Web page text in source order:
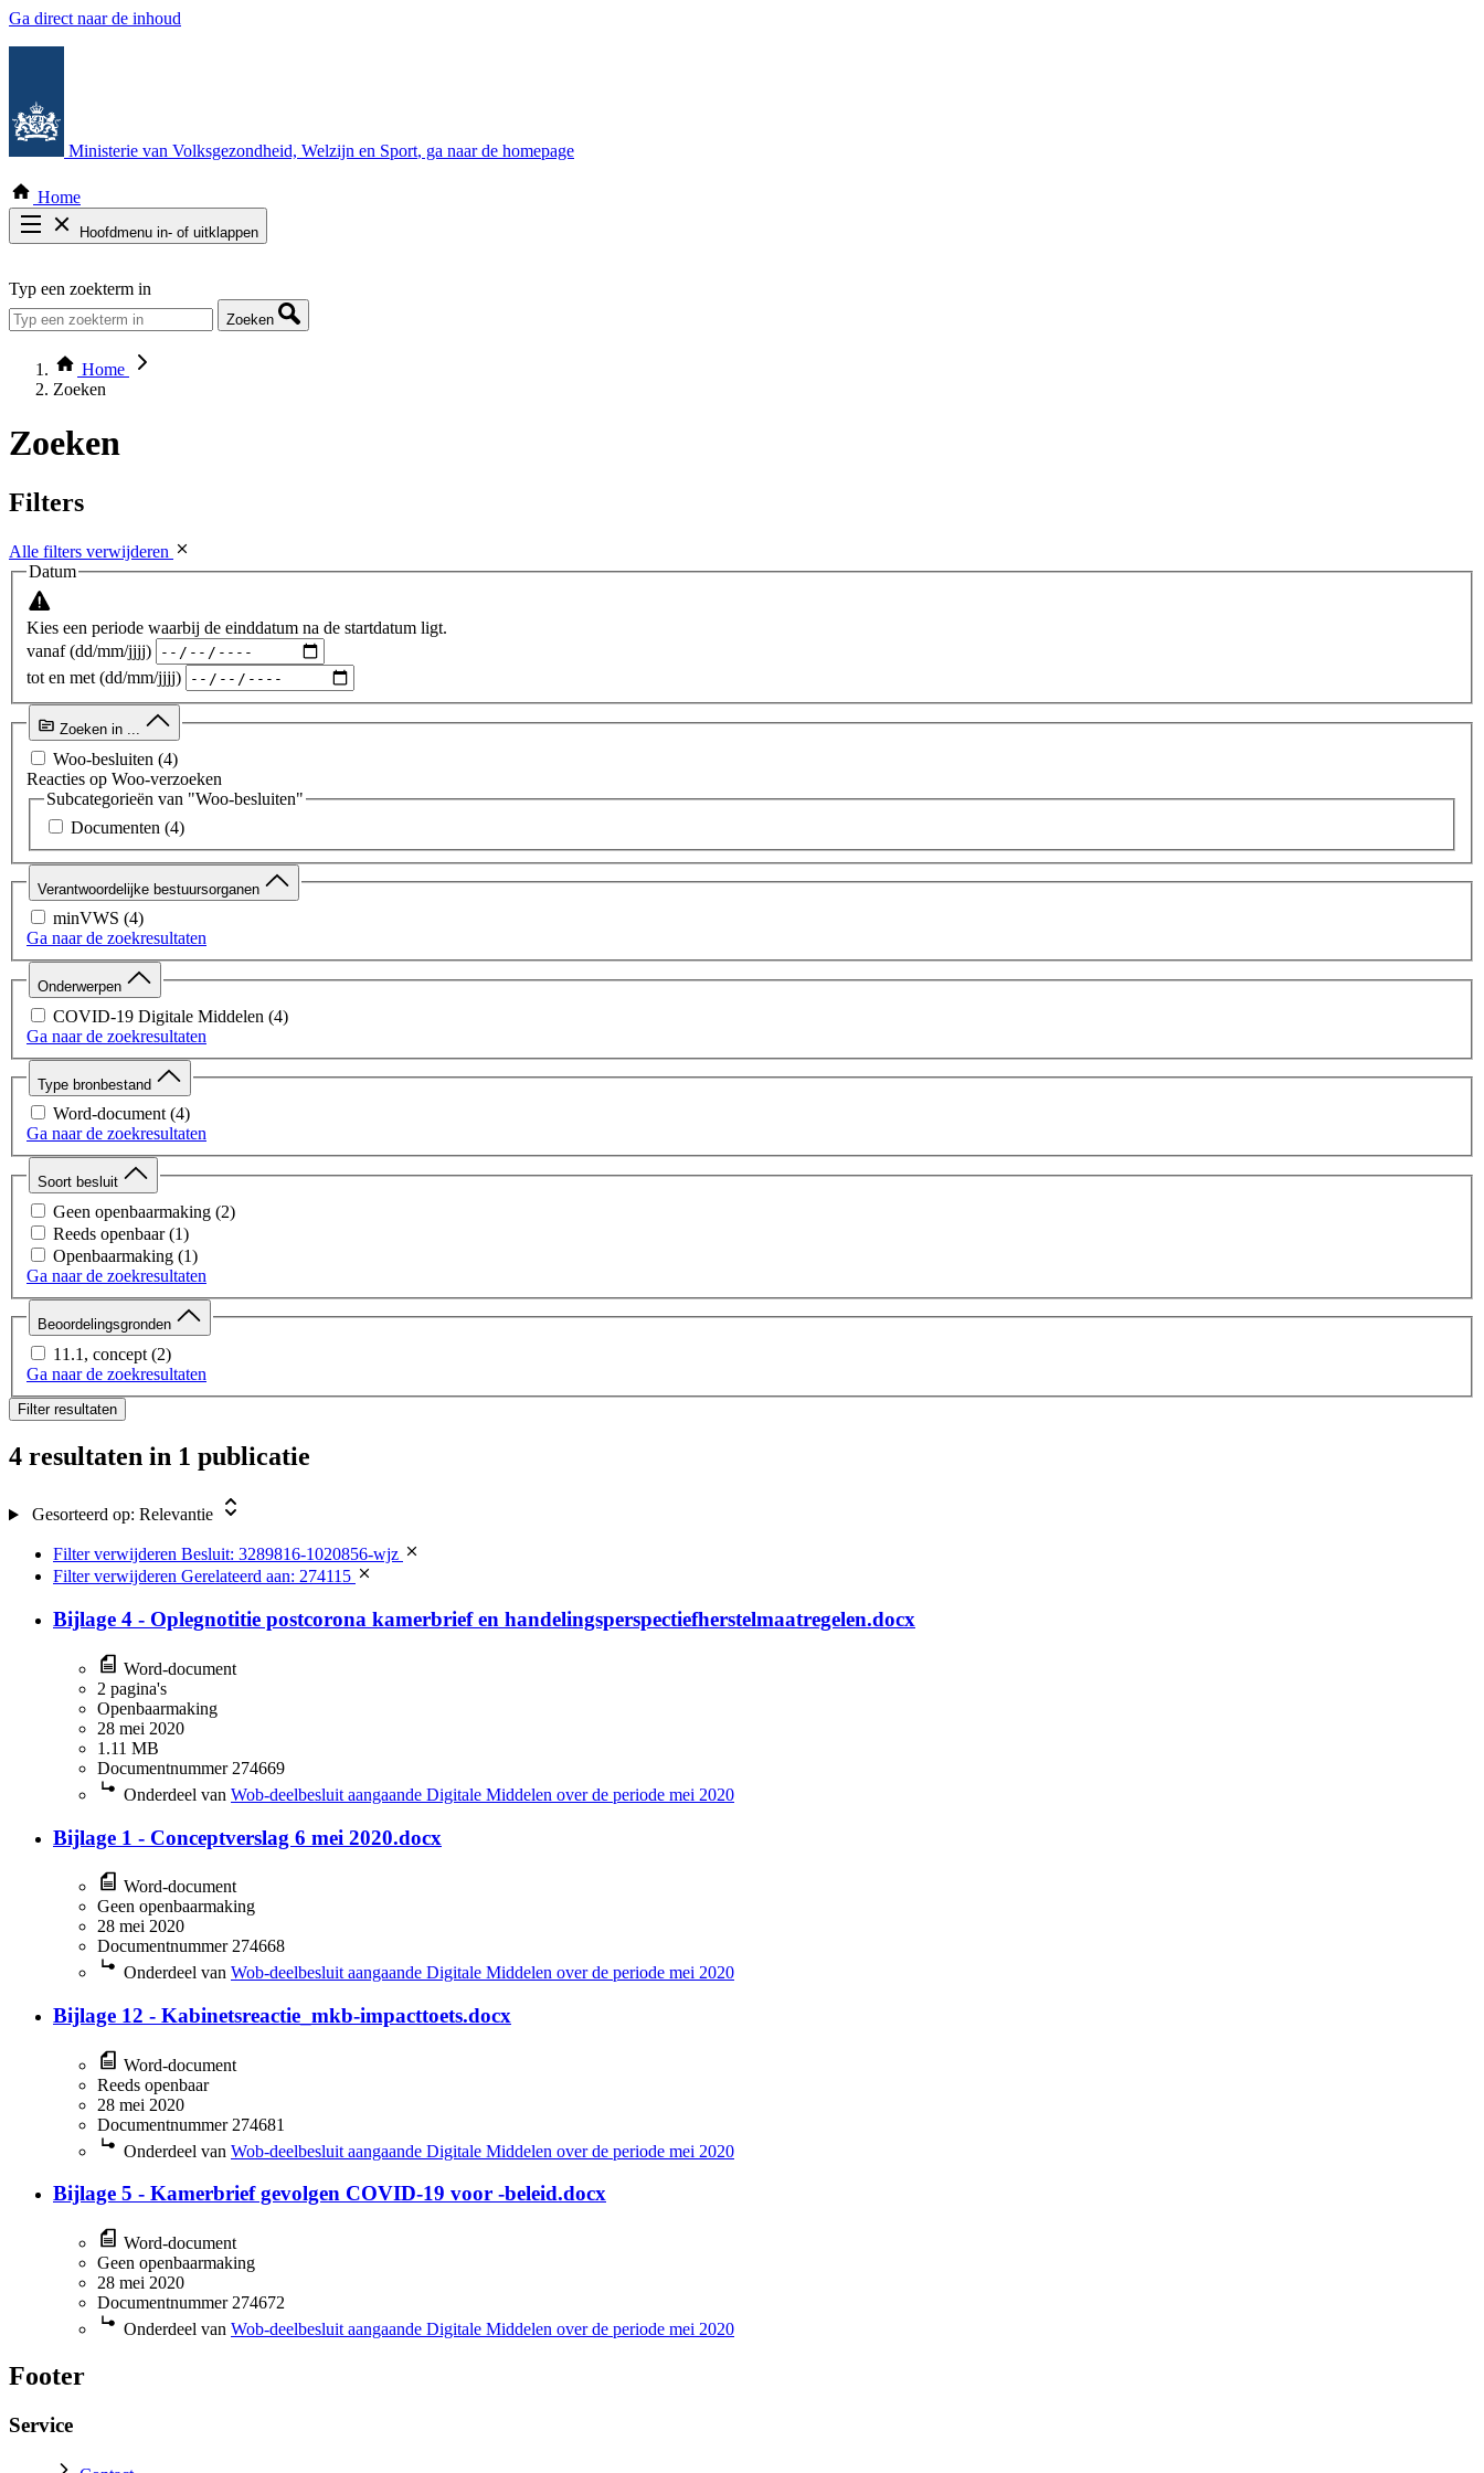
Ga direct naar de inhoud
Ministerie van Volksgezondheid, Welzijn en Sport, ga naar de homepage
Home
Hoofdmenu in- of uitklappen
Thema COVID-19
Bekijk per bestuursorgaan
Typ een zoekterm in
Zoeken
Home
Zoeken
Zoeken
Filters
Alle filters verwijderen
Datum
Kies een periode waarbij de einddatum na de startdatum ligt.
vanaf (dd/mm/jjjj)
tot en met (dd/mm/jjjj)
Zoeken in ...
Woo-besluiten (4)
Reacties op Woo-verzoeken
Subcategorieën van "Woo-besluiten"
Documenten (4)
Verantwoordelijke bestuursorganen
minVWS (4)
Ga naar de zoekresultaten
Onderwerpen
COVID-19 Digitale Middelen (4)
Ga naar de zoekresultaten
Type bronbestand
Word-document (4)
Ga naar de zoekresultaten
Soort besluit
Geen openbaarmaking (2)
Reeds openbaar (1)
Openbaarmaking (1)
Ga naar de zoekresultaten
Beoordelingsgronden
11.1, concept (2)
Ga naar de zoekresultaten
Filter resultaten
4 resultaten in 1 publicatie
Gesorteerd op: Relevantie
Filter verwijderen Besluit: 3289816-1020856-wjz
Filter verwijderen Gerelateerd aan: 274115
Bijlage 4 - Oplegnotitie postcorona kamerbrief en handelingsperspectiefherstelmaatregelen.docx
Word-document
2 pagina's
Openbaarmaking
28 mei 2020
1.11 MB
Documentnummer 274669
Onderdeel van Wob-deelbesluit aangaande Digitale Middelen over de periode mei 2020
Bijlage 1 - Conceptverslag 6 mei 2020.docx
Word-document
Geen openbaarmaking
28 mei 2020
Documentnummer 274668
Onderdeel van Wob-deelbesluit aangaande Digitale Middelen over de periode mei 2020
Bijlage 12 - Kabinetsreactie_mkb-impacttoets.docx
Word-document
Reeds openbaar
28 mei 2020
Documentnummer 274681
Onderdeel van Wob-deelbesluit aangaande Digitale Middelen over de periode mei 2020
Bijlage 5 - Kamerbrief gevolgen COVID-19 voor -beleid.docx
Word-document
Geen openbaarmaking
28 mei 2020
Documentnummer 274672
Onderdeel van Wob-deelbesluit aangaande Digitale Middelen over de periode mei 2020
Footer
Service